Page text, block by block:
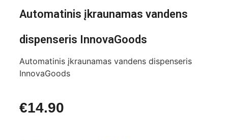
Automatinis įkraunamas vandens
dispenseris InnovaGoods
Automatinis įkraunamas vandens dispenseris
InnovaGoods
€14.90